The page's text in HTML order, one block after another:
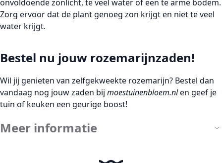
onvoldoende zonlicht, te veel water of een te arme bodem.
Zorg ervoor dat de plant genoeg zon krijgt en niet te veel
water krijgt.
Bestel nu jouw rozemarijnzaden!
Wil jij genieten van zelfgekweekte rozemarijn? Bestel dan
vandaag nog jouw zaden bij moestuinenbloem.nlen geef je
tuin of keuken een geurige boost!
Meer informatie